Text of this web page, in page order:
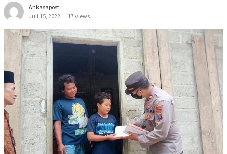
Ankasapost
Juli 15, 2022
17 views